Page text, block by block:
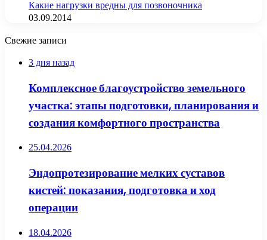
Какие нагрузки вредны для позвоночника
03.09.2014
Свежие записи
3 дня назад
Комплексное благоустройство земельного
участка: этапы подготовки, планирования и
создания комфортного пространства
25.04.2026
Эндопротезирование мелких суставов
кистей: показания, подготовка и ход
операции
18.04.2026